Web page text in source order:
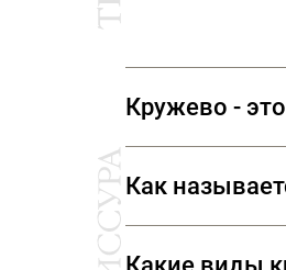
Кружево -
Кружево
Как